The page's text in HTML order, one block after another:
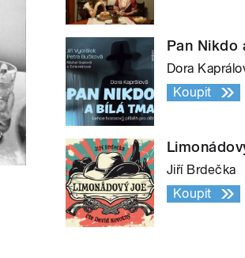
Pan Nikdo
Dora
Koupit
Jiří Brdečka
Koupit